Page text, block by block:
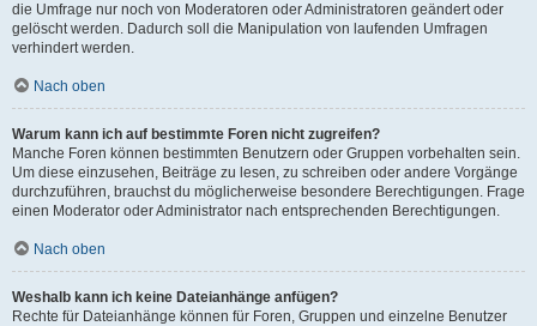
die Umfrage nur noch von Moderatoren oder Administratoren geändert oder
gelöscht werden. Dadurch soll die Manipulation von laufenden Umfragen
verhindert werden.
Nach oben
Warum kann ich auf bestimmte Foren nicht zugreifen?
Manche Foren können bestimmten Benutzern oder Gruppen vorbehalten sein.
Um diese einzusehen, Beiträge zu lesen, zu schreiben oder andere Vorgänge
durchzuführen, brauchst du möglicherweise besondere Berechtigungen. Frage
einen Moderator oder Administrator nach entsprechenden Berechtigungen.
Nach oben
Weshalb kann ich keine Dateianhänge anfügen?
Rechte für Dateianhänge können für Foren, Gruppen und einzelne Benutzer